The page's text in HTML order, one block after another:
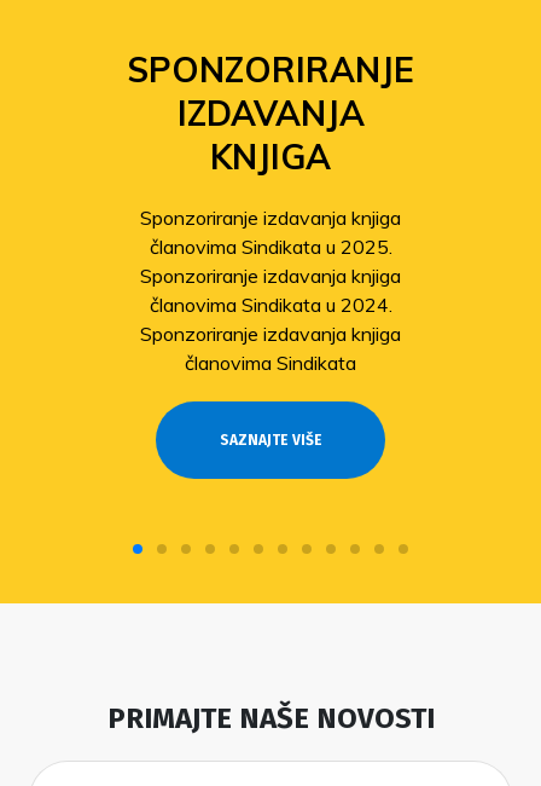
SPONZORIRANJE
IZDAVANJA
KNJIGA
Sponzoriranje izdavanja knjiga
članovima Sindikata u 2025.
Sponzoriranje izdavanja knjiga
članovima Sindikata u 2024.
Sponzoriranje izdavanja knjiga
članovima Sindikata
SAZNAJTE VIŠE
PRIMAJTE NAŠE NOVOSTI